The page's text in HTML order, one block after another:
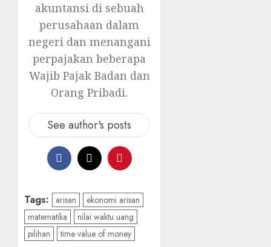
akuntansi di sebuah
perusahaan dalam
negeri dan menangani
perpajakan beberapa
Wajib Pajak Badan dan
Orang Pribadi.
See author's posts
Tags: arisan
ekonomi arisan
matematika
nilai waktu uang
pilihan
time value of money